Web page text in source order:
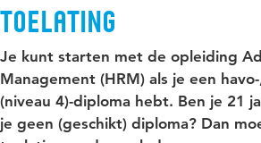
Toelating
Je kunt starten met de opleiding
Management (HRM) als je een
(niveau 4)-diploma hebt. Ben je 21
je geen (geschikt) diploma? Dan